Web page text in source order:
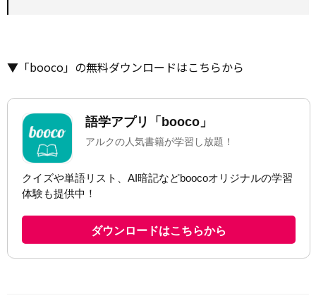
▼「booco」の無料ダウンロードはこちらから